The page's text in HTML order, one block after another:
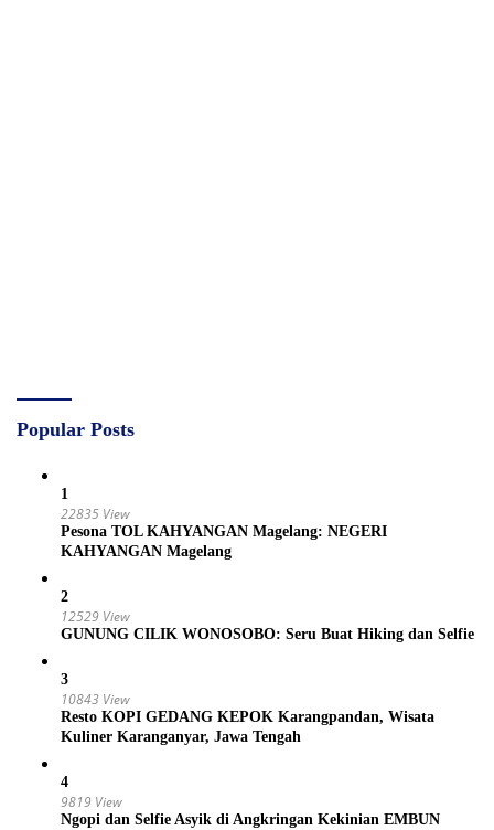
Popular Posts
1
22835 View
Pesona TOL KAHYANGAN Magelang: NEGERI
KAHYANGAN Magelang
2
12529 View
GUNUNG CILIK WONOSOBO: Seru Buat Hiking dan Selfie
3
10843 View
Resto KOPI GEDANG KEPOK Karangpandan, Wisata
Kuliner Karanganyar, Jawa Tengah
4
9819 View
Ngopi dan Selfie Asyik di Angkringan Kekinian EMBUN